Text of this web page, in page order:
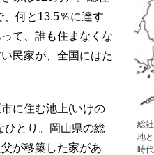
総
地
時
何と13.5％に達す
て、誰も住まなくな
民家が、全国にはた
に住む池上(いけの
ひとり。岡山県の総
が移築した家があ